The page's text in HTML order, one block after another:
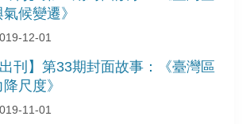
候變遷》
12-01
刊】第33期封面故事：《臺灣區
尺度》
11-01